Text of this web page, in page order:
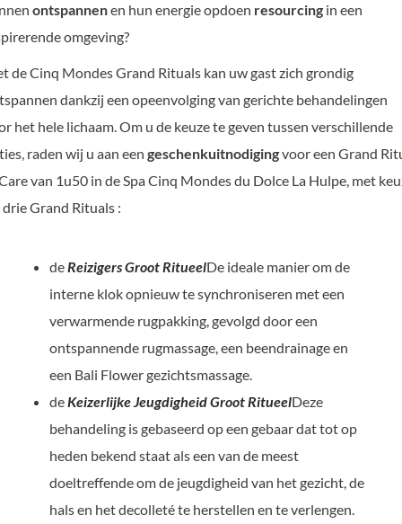
ontspannenen hun energie opdoen resourcing in een
omgeving?
de Cinq Mondes Grand Rituals kan uw gast zich grondig
dankzij een opeenvolging van gerichte behandelingen
het hele lichaam. Om u de keuze te geven tussen verschillende
raden wij u aan een geschenkuitnodigingvoor een Grand
van 1u50 in de Spa Cinq Mondes du Dolce La Hulpe, met
Grand Rituals :
deReizigers Groot RitueelDe ideale manier om de
interne klok opnieuw te synchroniseren met een
verwarmende rugpakking, gevolgd door een
ontspannende rugmassage, een beendrainage en
een Bali Flower gezichtsmassage.
deKeizerlijke Jeugdigheid Groot RitueelDeze
behandeling is gebaseerd op een gebaar dat tot op
heden bekend staat als een van de meest
doeltreffende om de jeugdigheid van het gezicht, de
hals en het decolleté te herstellen en te verlengen.